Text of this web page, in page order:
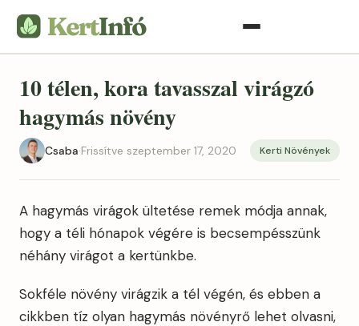
10 télen, kora tavasszal virágzó
hagymás növény
Csaba·Frissítve szeptember 17, 2020 Kerti Növények
A hagymás virágok ültetése remek módja annak,
hogy a téli hónapok végére is becsempésszünk
néhány virágot a kertünkbe.
Sokféle növény virágzik a tél végén, és ebben a
cikkben tíz olyan hagymás növényrő lehet olvasni,